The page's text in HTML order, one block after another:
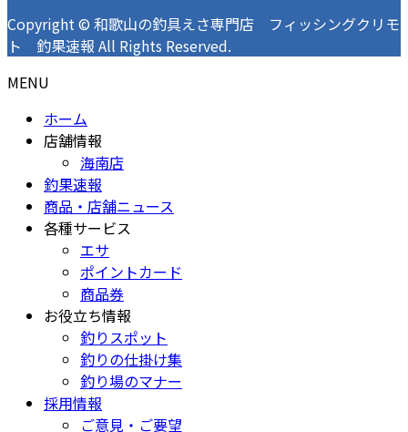
Copyright © 和歌山の釣具えさ専門店 フィッシングクリモ
ト 釣果速報 All Rights Reserved.
MENU
ホーム
店舗情報
海南店
釣果速報
商品・店舗ニュース
各種サービス
エサ
ポイントカード
商品券
お役立ち情報
釣りスポット
釣りの仕掛け集
釣り場のマナー
採用情報
ご意見・ご要望